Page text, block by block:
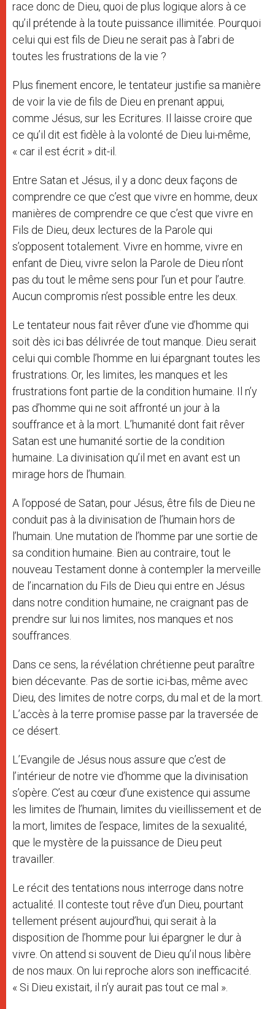
race donc de Dieu, quoi de plus logique alors à ce
qu’il prétende à la toute puissance illimitée. Pourquoi
celui qui est fils de Dieu ne serait pas à l’abri de
toutes les frustrations de la vie ?
Plus finement encore, le tentateur justifie sa manière
de voir la vie de fils de Dieu en prenant appui,
comme Jésus, sur les Ecritures. Il laisse croire que
ce qu’il dit est fidèle à la volonté de Dieu lui-même,
« car il est écrit » dit-il.
Entre Satan et Jésus, il y a donc deux façons de
comprendre ce que c’est que vivre en homme, deux
manières de comprendre ce que c’est que vivre en
Fils de Dieu, deux lectures de la Parole qui
s’opposent totalement. Vivre en homme, vivre en
enfant de Dieu, vivre selon la Parole de Dieu n’ont
pas du tout le même sens pour l’un et pour l’autre.
Aucun compromis n’est possible entre les deux.
Le tentateur nous fait rêver d’une vie d’homme qui
soit dès ici bas délivrée de tout manque. Dieu serait
celui qui comble l’homme en lui épargnant toutes les
frustrations. Or, les limites, les manques et les
frustrations font partie de la condition humaine. Il n’y
pas d’homme qui ne soit affronté un jour à la
souffrance et à la mort. L’humanité dont fait rêver
Satan est une humanité sortie de la condition
humaine. La divinisation qu’il met en avant est un
mirage hors de l’humain.
A l’opposé de Satan, pour Jésus, être fils de Dieu ne
conduit pas à la divinisation de l’humain hors de
l’humain. Une mutation de l’homme par une sortie de
sa condition humaine. Bien au contraire, tout le
nouveau Testament donne à contempler la merveille
de l’incarnation du Fils de Dieu qui entre en Jésus
dans notre condition humaine, ne craignant pas de
prendre sur lui nos limites, nos manques et nos
souffrances.
Dans ce sens, la révélation chrétienne peut paraître
bien décevante. Pas de sortie ici-bas, même avec
Dieu, des limites de notre corps, du mal et de la mort.
L’accès à la terre promise passe par la traversée de
ce désert.
L’Evangile de Jésus nous assure que c’est de
l’intérieur de notre vie d’homme que la divinisation
s’opère. C’est au cœur d’une existence qui assume
les limites de l’humain, limites du vieillissement et de
la mort, limites de l’espace, limites de la sexualité,
que le mystère de la puissance de Dieu peut
travailler.
Le récit des tentations nous interroge dans notre
actualité. Il conteste tout rêve d’un Dieu, pourtant
tellement présent aujourd’hui, qui serait à la
disposition de l’homme pour lui épargner le dur à
vivre. On attend si souvent de Dieu qu’il nous libère
de nos maux. On lui reproche alors son inefficacité.
« Si Dieu existait, il n’y aurait pas tout ce mal ».